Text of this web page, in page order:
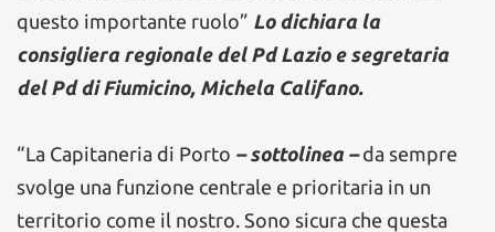
questo importante ruolo” Lo dichiara la
consigliera regionale del Pd Lazio e segretaria
del Pd di Fiumicino, Michela Califano.
“La Capitaneria di Porto – sottolinea –da sempre
svolge una funzione centrale e prioritaria in un
territorio come il nostro. Sono sicura che questa